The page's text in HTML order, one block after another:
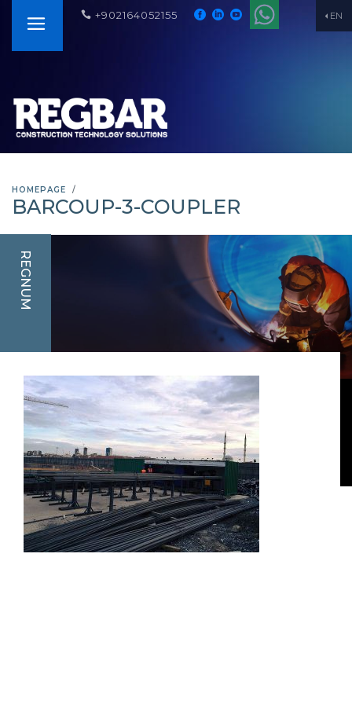
EN
+902164052155
HOMEPAGE
BARCOUP-3-COUPLER
REGNUM